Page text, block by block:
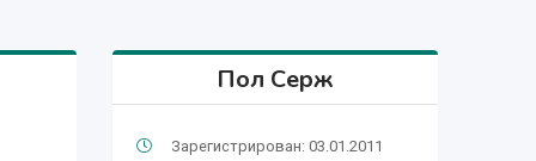
Пол Серж
Зарегистрирован: 03.01.2011